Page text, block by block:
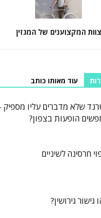
צוות המקצוענים של המגזין
עוד מאותו כותב
שלא מדברים עליו מספיק
הופעות בצפון?
חרסינה לשיניים
גישור גירושין?